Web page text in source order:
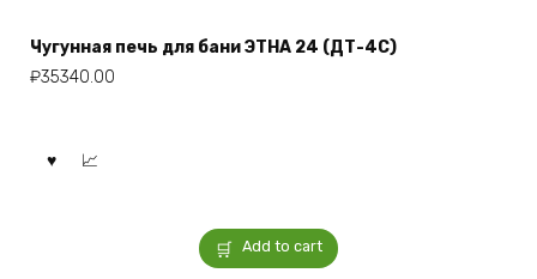
Чугунная печь для бани ЭТНА 24 (ДТ-4С)
₽35340.00
Add to cart